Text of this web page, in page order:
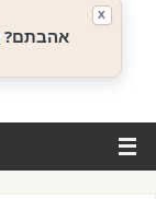
אהבתם?
X